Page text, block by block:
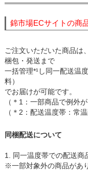
錦市場ECサイトの商
ご注文いただいた商品は
梱包・発送まで
一括管理*¹し同一配送温
料）
でお届けが可能です。
（＊1：一部商品で例外
（＊2：配送温度帯：常
同梱配送について
1. 同一温度帯での配送商
※一部対象外の商品があ